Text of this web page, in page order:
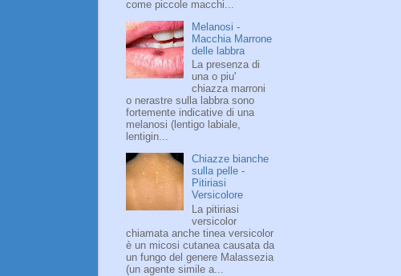
come piccole macchi...
Melanosi -
Macchia Marrone
delle labbra
La presenza di
una o piu'
chiazza marroni
o nerastre sulla labbra sono
fortemente indicative di una
melanosi (lentigo labiale,
lentigin...
Chiazze bianche
sulla pelle -
Pitiriasi
Versicolore
La pitiriasi
versicolor
chiamata anche tinea versicolor
è un micosi cutanea causata da
un fungo del genere Malassezia
(un agente simile a...